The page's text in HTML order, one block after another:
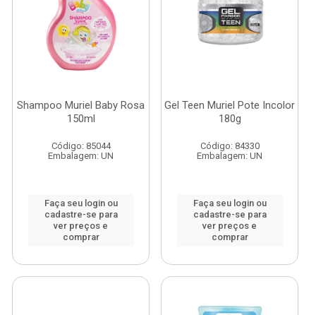
Shampoo Muriel Baby Rosa
150ml
Código: 85044
Embalagem: UN
Faça seu login ou
cadastre-se para
ver preços e
comprar
Gel Teen Muriel Pote Incolor
180g
Código: 84330
Embalagem: UN
Faça seu login ou
cadastre-se para
ver preços e
comprar